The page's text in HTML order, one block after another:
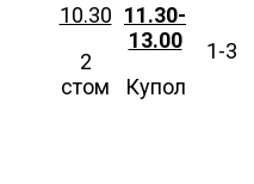
10.30
2
стом
11.30-
13.00
Купол
1-3